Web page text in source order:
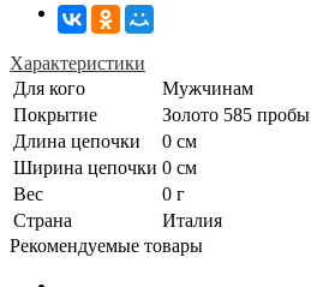
Характеристики
Для кого
Мужчинам
Покрытие
Золото 585 пробы
Длина цепочки
0 см
Ширина цепочки 0 см
Вес
0 г
Страна
Италия
Рекомендуемые товары